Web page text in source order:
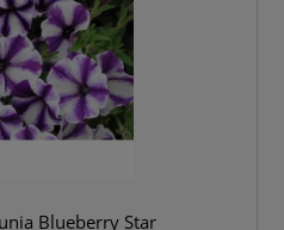
Blueberry Star